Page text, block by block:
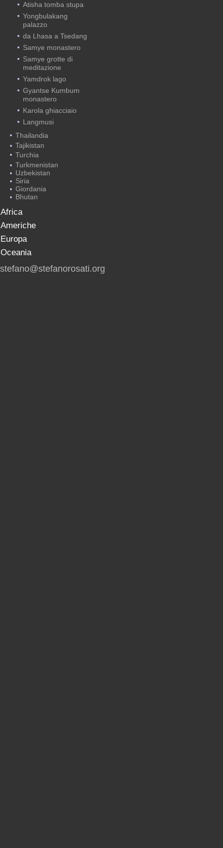
Atisha tomba stupa
Yongbulakang
palazzo
da Lhasa a Tsedang
Samye monastero
Samye grotte di
meditazione
Yamdrok lago
Gyantse Kumbum
monastero
Karola ghiacciaio
Langmusi
Thailandia
Tajikistan
Turchia
Turkmenistan
Uzbekistan
Siria
Giordania
Bhutan
Africa
Americhe
Europa
Oceania
stefano@stefanorosati.org